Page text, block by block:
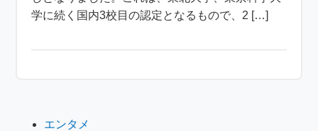
学に続く国内3校目の認定となるもので、2 […]
エンタメ